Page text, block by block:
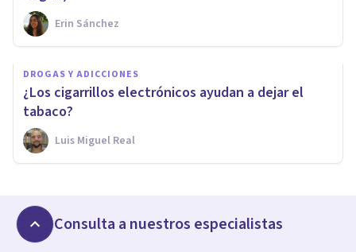
Erin Sánchez
DROGAS Y ADICCIONES
¿Los cigarrillos electrónicos ayudan a dejar el
tabaco?
Luis Miguel Real
Consulta a nuestros especialistas